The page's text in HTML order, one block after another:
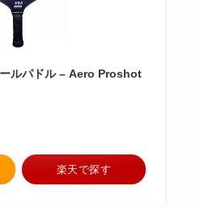
ルパドル – Aero Proshot
楽天で探す